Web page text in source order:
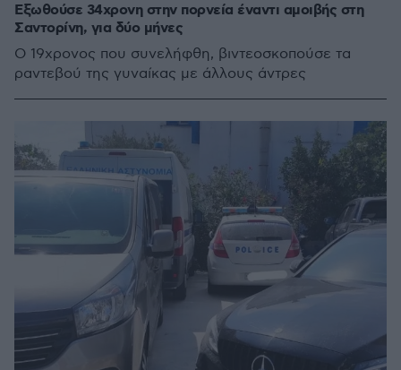
Εξωθούσε 34χρονη στην πορνεία έναντι αμοιβής στη
Σαντορίνη, για δύο μήνες
Ο 19χρονος που συνελήφθη, βιντεοσκοπούσε τα
ραντεβού της γυναίκας με άλλους άντρες